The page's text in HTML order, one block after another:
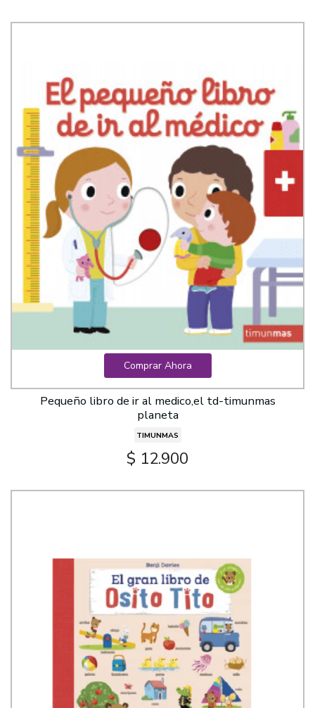
Comprar Ahora
Pequeño libro de ir al medico,el td-timunmas
planeta
TIMUNMAS
$ 12.900